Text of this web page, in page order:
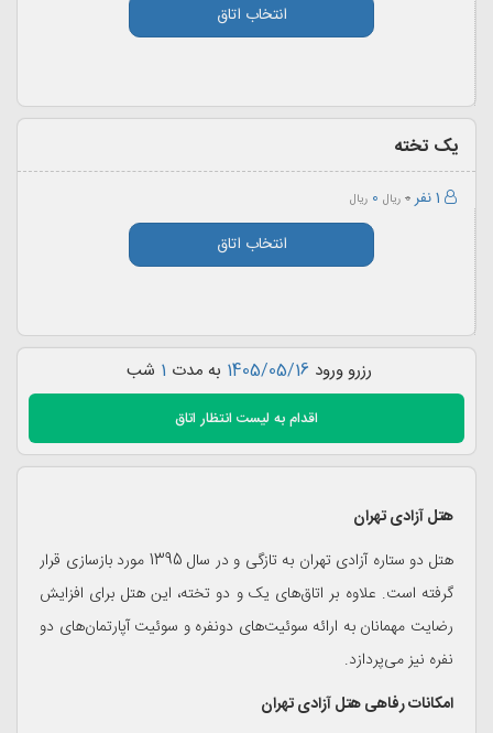
انتخاب اتاق
یک تخته
1 نفر 0 ریال 0 ریال
انتخاب اتاق
رزرو ورود 1405/05/16 به مدت 1 شب
اقدام به لیست انتظار اتاق
هتل آزادی تهران
هتل دو ستاره آزادی تهران به تازگی و در سال 1395 مورد بازسازی قرار
گرفته است. علاوه بر اتاق‌های یک و دو تخته، این هتل برای افزایش
رضایت مهمانان به ارائه سوئیت‌های دونفره و سوئیت آپارتمان‌های دو
نفره نیز می‌پردازد.
امکانات رفاهی هتل آزادی تهران